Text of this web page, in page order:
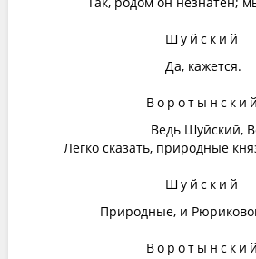
Шуйский
Да, кажется.
Воротынский
Ведь Шуйский,
Легко сказать, природные
Шуйский
Природные, и
Воротынский